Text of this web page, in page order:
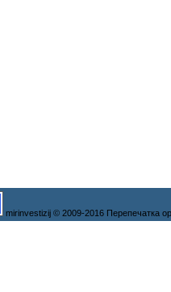
mirinvestizij © 2009-2016 Перепечатка